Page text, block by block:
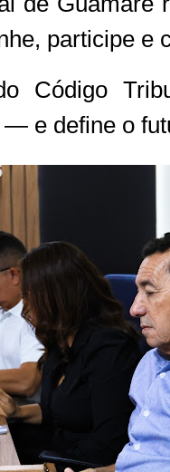
participe e
Código
e define o